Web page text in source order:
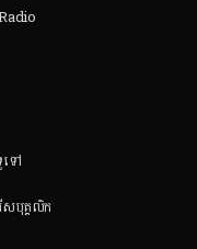
ៅ
សបុគ្គលិក